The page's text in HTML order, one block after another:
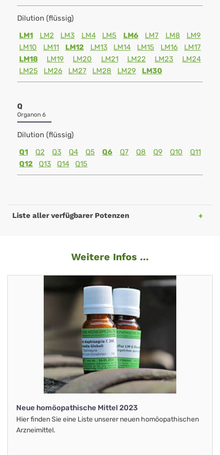
Dilution (flüssig)
LM1
LM2 LM3 LM4 LM5 LM6 LM7 LM8
LM9
LM10
LM11 LM12 LM13 LM14 LM15 LM16
LM17
LM18
LM19 LM20 LM21 LM22 LM23
LM24
LM25
LM26 LM27 LM28 LM29 LM30
Q
Organon 6
Dilution (flüssig)
Q1
Q2 Q3 Q4 Q5 Q6 Q7 Q8 Q9 Q10
Q11
Q12
Q13 Q14 Q15
Liste aller verfügbarer Potenzen
Weitere Infos ...
Neue homöopathische Mittel 2023
Hier finden Sie eine Liste unserer neuen homöopathischen
Arzneimittel.